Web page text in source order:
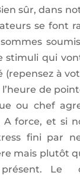
sûr, dans
se font
qui
(repensez à
de
ou chef
force, et si
fini par
mais plutôt
Le